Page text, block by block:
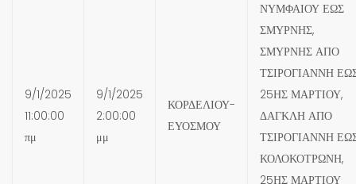
9/1/2025
11:00:00
πμ
9/1/2025
2:00:00
μμ
ΚΟΡΔΕΛΙΟΥ-
ΕΥΟΣΜΟΥ
ΝΥΜΦΑΙΟΥ ΕΩΣ
ΣΜΥΡΝΗΣ,
ΣΜΥΡΝΗΣ ΑΠΟ
ΤΣΙΡΟΓΙΑΝΝΗ
25ΗΣ ΜΑΡΤΙΟΥ,
ΔΑΓΚΛΗ ΑΠΟ
ΤΣΙΡΟΓΙΑΝΝΗ
ΚΟΛΟΚΟΤΡΩΝΗ,
25ΗΣ ΜΑΡΤΙΟΥ